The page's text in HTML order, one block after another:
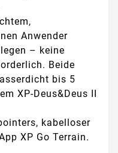
Anwender
– keine
Beide
bis 5
XP-Deus&Deus II
kabelloser
XP Go Terrain.